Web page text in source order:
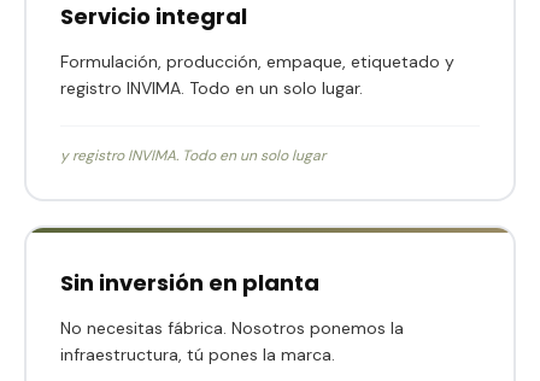
Servicio integral
Formulación, producción, empaque, etiquetado y
registro INVIMA. Todo en un solo lugar.
y registro INVIMA. Todo en un solo lugar
Sin inversión en planta
No necesitas fábrica. Nosotros ponemos la
infraestructura, tú pones la marca.